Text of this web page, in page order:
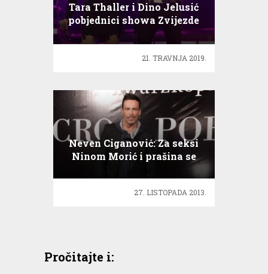
Tara Thaller i Dino Jelusić
pobjednici showa Zvijezde
pjevaju
21. TRAVNJA 2019.
Neven Ciganović: Za seksi
Ninom Morić i prašina se
27. LISTOPADA 2013.
Pročitajte i: